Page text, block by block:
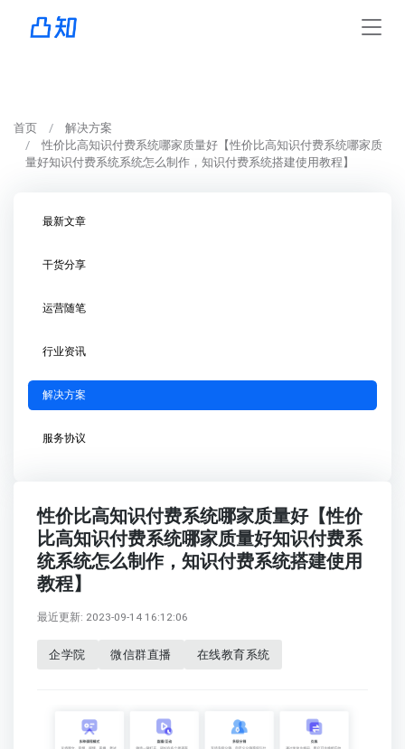
首页
解决方案
性价比高知识付费系统哪家质量好【性价比高知识付费系统哪家质
量好知识付费系统系统怎么制作，知识付费系统搭建使用教程】
最新文章
干货分享
运营随笔
行业资讯
解决方案
服务协议
性价比高知识付费系统哪家质量好【性价
比高知识付费系统哪家质量好知识付费系
统系统怎么制作，知识付费系统搭建使用
教程】
最近更新: 2023-09-14 16:12:06
企学院 微信群直播 在线教育系统